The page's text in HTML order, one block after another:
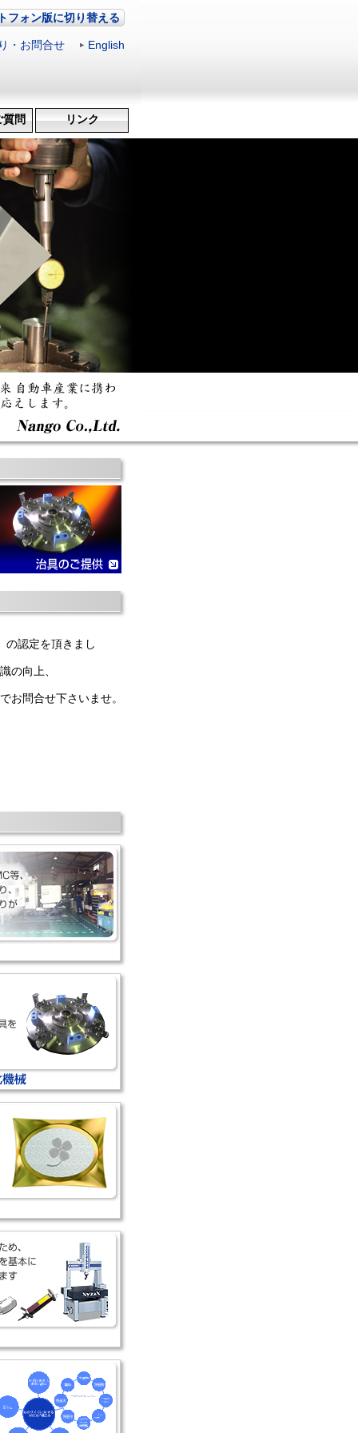
フォン版に切り替える
・お問合せ English
問 リンク
の認定を頂きまし
の向上、
お問合せ下さいませ。